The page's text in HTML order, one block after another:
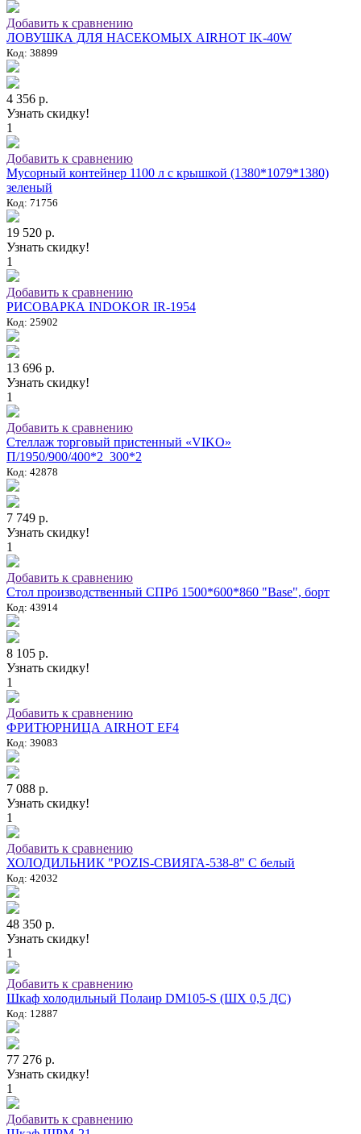
Добавить к сравнению
ЛОВУШКА ДЛЯ НАСЕКОМЫХ AIRHOT IK-40W
Код: 38899
4 356 р.
Узнать скидку!
1
Добавить к сравнению
Мусорный контейнер 1100 л с крышкой (1380*1079*1380)
зеленый
Код: 71756
19 520 р.
Узнать скидку!
1
Добавить к сравнению
РИСОВАРКА INDOKOR IR-1954
Код: 25902
13 696 р.
Узнать скидку!
1
Добавить к сравнению
Стеллаж торговый пристенный «VIKO»
П/1950/900/400*2_300*2
Код: 42878
7 749 р.
Узнать скидку!
1
Добавить к сравнению
Стол производственный СПРб 1500*600*860 "Base", борт
Код: 43914
8 105 р.
Узнать скидку!
1
Добавить к сравнению
ФРИТЮРНИЦА AIRHOT EF4
Код: 39083
7 088 р.
Узнать скидку!
1
Добавить к сравнению
ХОЛОДИЛЬНИК "POZIS-СВИЯГА-538-8" C белый
Код: 42032
48 350 р.
Узнать скидку!
1
Добавить к сравнению
Шкаф холодильный Полаир DM105-S (ШХ 0,5 ДС)
Код: 12887
77 276 р.
Узнать скидку!
1
Добавить к сравнению